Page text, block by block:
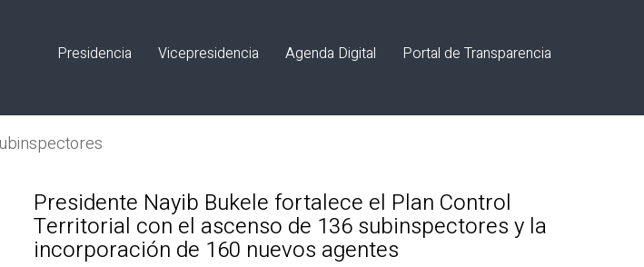
Presidencia Vicepresidencia Agenda Digital Portal de Transparencia
Presidente Nayib Bukele fortalece el Plan Control
Territorial con el ascenso de 136 subinspectores y la
incorporación de 160 nuevos agentes